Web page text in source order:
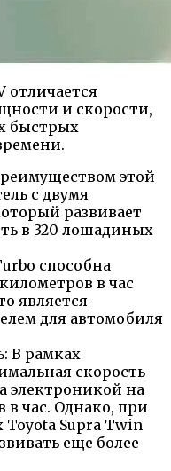
отличается
и скорости,
быстрых
этой
с двумя
развивает
в 320 лошадиных
способна
в час
является
для автомобиля
В рамках
скорость
электроникой на
в час. Однако, при
Toyota Supra Twin
еще более